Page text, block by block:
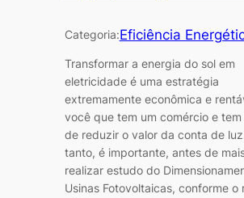
Categoria:Eficiência
Transformar a energia do sol em
eletricidade é uma estratégia
extremamente econômica e
você que tem um comércio e tem
de reduzir o valor da conta de
tanto, é importante, antes de
realizar estudo do
Usinas Fotovoltaicas, conforme o